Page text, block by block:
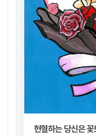
헌혈하는 당신은